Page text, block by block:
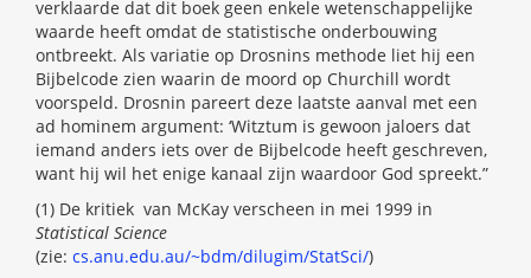
verklaarde dat dit boek geen enkele wetenschappelijke
waarde heeft omdat de statistische onderbouwing
ontbreekt. Als variatie op Drosnins methode liet hij een
Bijbelcode zien waarin de moord op Churchill wordt
voorspeld. Drosnin pareert deze laatste aanval met een
ad hominem argument: ‘Witztum is gewoon jaloers dat
iemand anders iets over de Bijbelcode heeft geschreven,
want hij wil het enige kanaal zijn waardoor God spreekt.”
(1) De kritiek van McKay verscheen in mei 1999 in
Statistical Science
(zie: cs.anu.edu.au/~bdm/dilugim/StatSci/)